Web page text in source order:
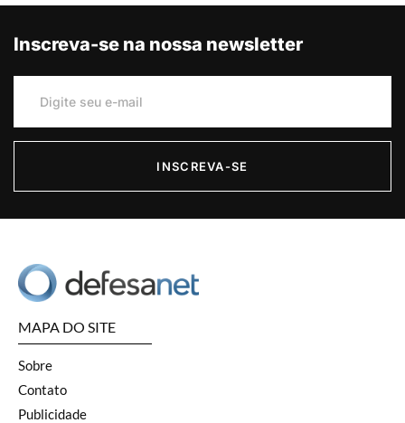
Inscreva-se na nossa newsletter
INSCREVA-SE
MAPA DO SITE
Sobre
Contato
Publicidade